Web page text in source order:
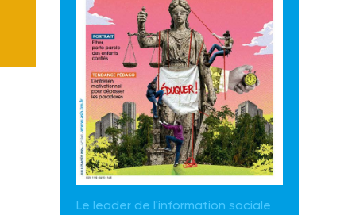
Le leader de l'information sociale